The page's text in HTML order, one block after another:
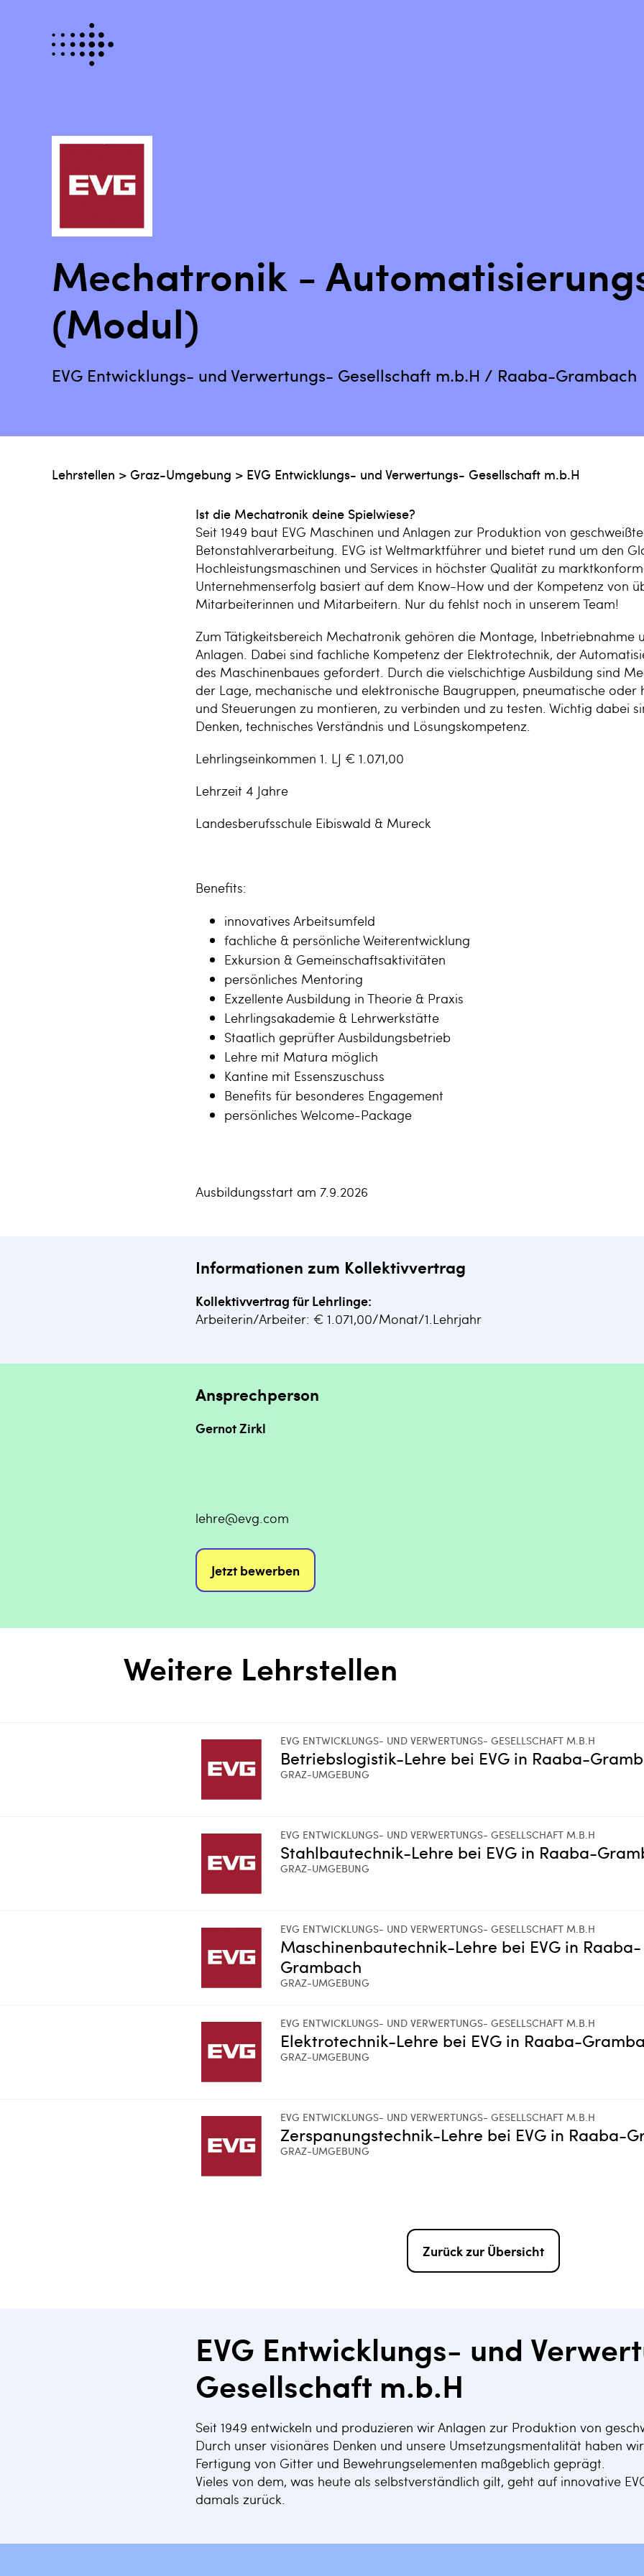
Mechatronik -
(Modul)
EVG Entwicklungs- und Verwertungs- Gesellschaft m.b.H / Raaba-Grambach
Lehrstellen > Graz-Umgebung > EVG Entwicklungs- und Verwertungs- Gesellschaft m.b.H
Ist die Mechatronik deine Spielwiese?
Seit 1949 baut EVG Maschinen und Anlagen zur Produktion von
Betonstahlverarbeitung. EVG ist Weltmarktführer und bietet rund um den
Hochleistungsmaschinen und Services in höchster Qualität zu
Unternehmenserfolg basiert auf dem Know-How und der Kompetenz von
Mitarbeiterinnen und Mitarbeitern. Nur du fehlst noch in unserem Team!
Zum Tätigkeitsbereich Mechatronik gehören die Montage, Inbetriebnahme
Anlagen. Dabei sind fachliche Kompetenz der Elektrotechnik, der
des Maschinenbaues gefordert. Durch die vielschichtige Ausbildung sind
der Lage, mechanische und elektronische Baugruppen, pneumatische oder
und Steuerungen zu montieren, zu verbinden und zu testen. Wichtig dabei
Denken, technisches Verständnis und Lösungskompetenz.
Lehrlingseinkommen 1. LJ € 1.071,00
Lehrzeit 4 Jahre
Landesberufsschule Eibiswald & Mureck
Benefits:
innovatives Arbeitsumfeld
fachliche & persönliche Weiterentwicklung
Exkursion & Gemeinschaftsaktivitäten
persönliches Mentoring
Exzellente Ausbildung in Theorie & Praxis
Lehrlingsakademie & Lehrwerkstätte
Staatlich geprüfter Ausbildungsbetrieb
Lehre mit Matura möglich
Kantine mit Essenszuschuss
Benefits für besonderes Engagement
persönliches Welcome-Package
Ausbildungsstart am 7.9.2026
Informationen zum Kollektivvertrag
Kollektivvertrag für Lehrlinge:
Arbeiterin/Arbeiter: € 1.071,00/Monat/1.Lehrjahr
Ansprechperson
Gernot Zirkl
lehre@evg.com
Jetzt bewerben
Weitere Lehrstellen
EVG ENTWICKLUNGS- UND VERWERTUNGS- GESELLSCHAFT M.B.H
Betriebslogistik-Lehre bei EVG in Raaba-
GRAZ-UMGEBUNG
EVG ENTWICKLUNGS- UND VERWERTUNGS- GESELLSCHAFT M.B.H
Stahlbautechnik-Lehre bei EVG in Raaba-
GRAZ-UMGEBUNG
EVG ENTWICKLUNGS- UND VERWERTUNGS- GESELLSCHAFT M.B.H
Maschinenbautechnik-Lehre bei EVG in Raaba-
Grambach
GRAZ-UMGEBUNG
EVG ENTWICKLUNGS- UND VERWERTUNGS- GESELLSCHAFT M.B.H
Elektrotechnik-Lehre bei EVG in Raaba-
GRAZ-UMGEBUNG
EVG ENTWICKLUNGS- UND VERWERTUNGS- GESELLSCHAFT M.B.H
Zerspanungstechnik-Lehre bei EVG in Raaba-
GRAZ-UMGEBUNG
Zurück zur Übersicht
EVG Entwicklungs- und
Gesellschaft m.b.H
Seit 1949 entwickeln und produzieren wir Anlagen zur Produktion von
Durch unser visionäres Denken und unsere Umsetzungsmentalität haben
Fertigung von Gitter und Bewehrungselementen maßgeblich geprägt.
Vieles von dem, was heute als selbstverständlich gilt, geht auf innovative
damals zurück.